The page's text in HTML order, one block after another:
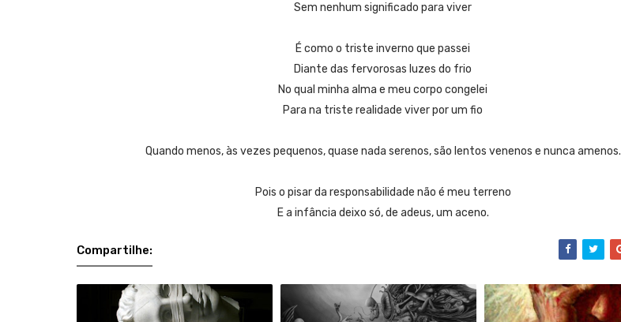
Sem nenhum significado para viver
É como o triste inverno que passei
Diante das fervorosas luzes do frio
No qual minha alma e meu corpo congelei
Para na triste realidade viver por um fio
Quando menos, às vezes pequenos, quase nada serenos, são lentos venenos e nunca amenos.
Pois o pisar da responsabilidade não é meu terreno
E a infância deixo só, de adeus, um aceno.
Compartilhe: